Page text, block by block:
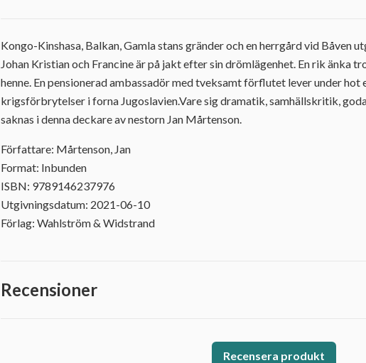
Kongo-Kinshasa, Balkan, Gamla stans gränder och en herrgård vid Båven
Johan Kristian och Francine är på jakt efter sin drömlägenhet. En rik änka
henne. En pensionerad ambassadör med tveksamt förflutet lever under
krigsförbrytelser i forna Jugoslavien.Vare sig dramatik, samhällskritik,
saknas i denna deckare av nestorn Jan Mårtenson.
Författare: Mårtenson, Jan
Format: Inbunden
ISBN: 9789146237976
Utgivningsdatum: 2021-06-10
Förlag: Wahlström & Widstrand
Recensioner
Recensera produkt